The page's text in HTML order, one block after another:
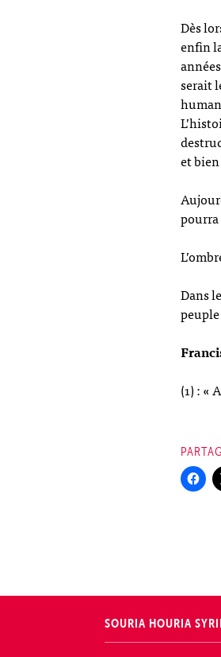
Dès
enfin
serait
et
pourra
Dans
(1) : «
SOURIA HOURIA